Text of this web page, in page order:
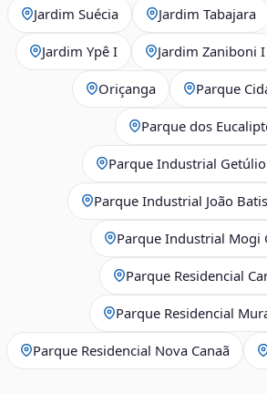
Jardim Suécia Jardim Tabajara
Jardim Ypê I Jardim Zaniboni I
Oriçanga Parque
Parque dos
Parque Industrial
Parque Industrial João
Parque Industrial Mogi
Parque Residencial
Parque Residencial
Parque Residencial Nova Canaã